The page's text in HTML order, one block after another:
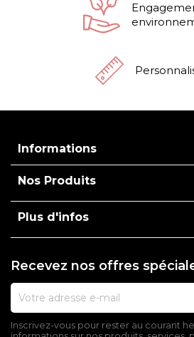
Informations
Nos Produits
Plus d'infos
Recevez nos offres
Inscrivez-vous pour rester au courant